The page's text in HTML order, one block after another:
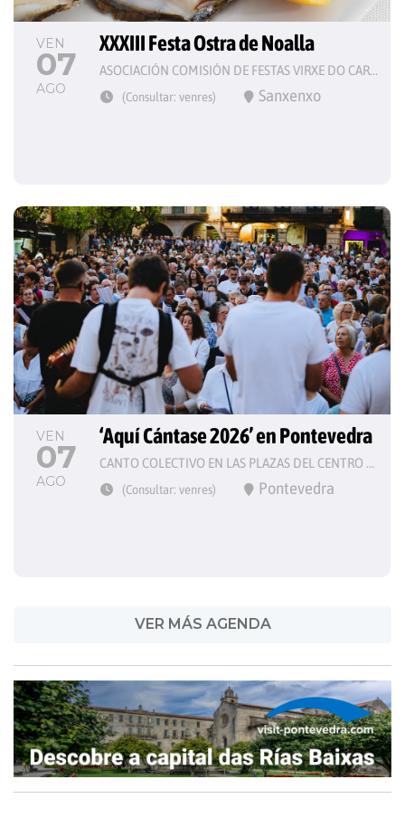
VEN
07
AGO
XXXIII Festa Ostra de Noalla
ASOCIACIÓN COMISIÓN DE FESTAS VIRXE DO CARME
(Consultar: venres) Sanxenxo
VEN
07
AGO
‘Aquí Cántase 2026’ en Pontevedra
CANTO COLECTIVO EN LAS PLAZAS DEL CENTRO HISTÓRICO
(Consultar: venres) Pontevedra
VER MÁS AGENDA